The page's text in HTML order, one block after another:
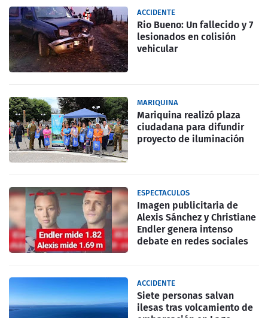
ACCIDENTE
Rio Bueno: Un fallecido y 7
lesionados en colisión
vehicular
MARIQUINA
Mariquina realizó plaza
ciudadana para difundir
proyecto de iluminación
ESPECTACULOS
Imagen publicitaria de
Alexis Sánchez y Christiane
Endler genera intenso
debate en redes sociales
ACCIDENTE
Siete personas salvan
ilesas tras volcamiento de